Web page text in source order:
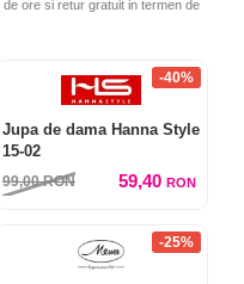
ore si retur gratuit in termen de
-40%
Jupa de dama Hanna Style
15-02
99,00RON 59,40 RON
-25%